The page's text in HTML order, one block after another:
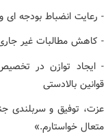
- رعایت انضباط بودجه ای
- کاهش مطالبات غیر
- ایجاد توازن در تخصیص
قوانین بالادستی
عزت، توفیق و سربلندی
متعال خواستارم.»